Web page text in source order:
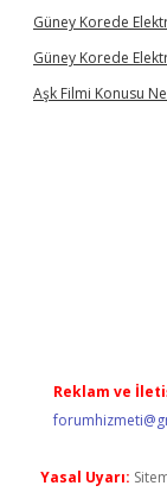
Güney Korede
Güney Korede
Aşk Filmi Konusu
Reklam ve
Yasal Uyarı: